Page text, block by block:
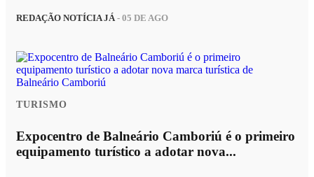
REDAÇÃO NOTÍCIA JÁ- 05 DE AGO
TURISMO
Expocentro de Balneário Camboriú é o primeiro
equipamento turístico a adotar nova...